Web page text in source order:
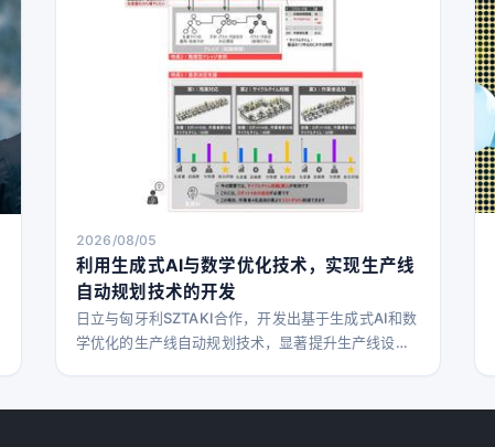
2026/08/05
利用生成式AI与数学优化技术，实现生产线
自动规划技术的开发
日立与匈牙利SZTAKI合作，开发出基于生成式AI和数
学优化的生产线自动规划技术，显著提升生产线设计